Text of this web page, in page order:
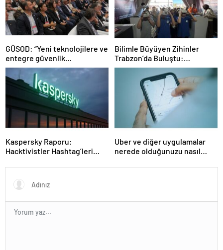
GÜSOD: “Yeni teknolojilere ve
entegre güvenlik
sistemlerine önem artacak”-
Haber Şafak
Bilimle Büyüyen Zihinler
Trabzon’da Buluştu:
STEAMFEST’te Bilim Rüzgârı
Esti!- Haber Şafak
Kaspersky Raporu:
Hacktivistler Hashtag’leri
Kullanıyor, 2025’te
Saldırılarda DDoS Öne
Çıkıyor- Haber Şafak
Uber ve diğer uygulamalar
nerede olduğunuzu nasıl